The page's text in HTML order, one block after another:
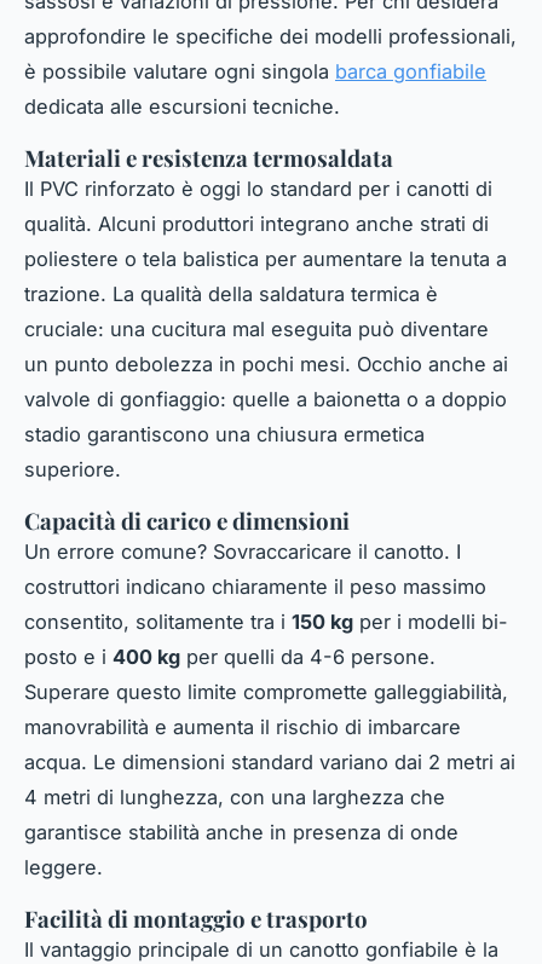
approfondire le specifiche dei modelli professionali,
è possibile valutare ogni singola barca gonfiabile
dedicata alle escursioni tecniche.
Materiali e resistenza termosaldata
Il PVC rinforzato è oggi lo standard per i canotti di
qualità. Alcuni produttori integrano anche strati di
poliestere o tela balistica per aumentare la tenuta a
trazione. La qualità della saldatura termica è
cruciale: una cucitura mal eseguita può diventare
un punto debolezza in pochi mesi. Occhio anche ai
valvole di gonfiaggio: quelle a baionetta o a doppio
stadio garantiscono una chiusura ermetica
superiore.
Capacità di carico e dimensioni
Un errore comune? Sovraccaricare il canotto. I
costruttori indicano chiaramente il peso massimo
consentito, solitamente tra i 150 kg per i modelli bi-
posto e i 400 kg per quelli da 4-6 persone.
Superare questo limite compromette galleggiabilità,
manovrabilità e aumenta il rischio di imbarcare
acqua. Le dimensioni standard variano dai 2 metri ai
4 metri di lunghezza, con una larghezza che
garantisce stabilità anche in presenza di onde
leggere.
Facilità di montaggio e trasporto
Il vantaggio principale di un canotto gonfiabile è la